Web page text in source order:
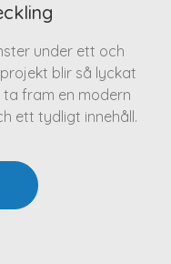
under ett och
blir så lyckat
fram en modern
ett tydligt innehåll.